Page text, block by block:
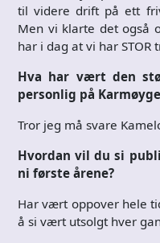
til videre drift på ett
Men vi klarte det også
har i dag at vi har
Hva har vært den
personlig på
Tror jeg må svare
Hvordan vil du si
ni første årene?
Har vært oppover hele
å si vært utsolgt hver